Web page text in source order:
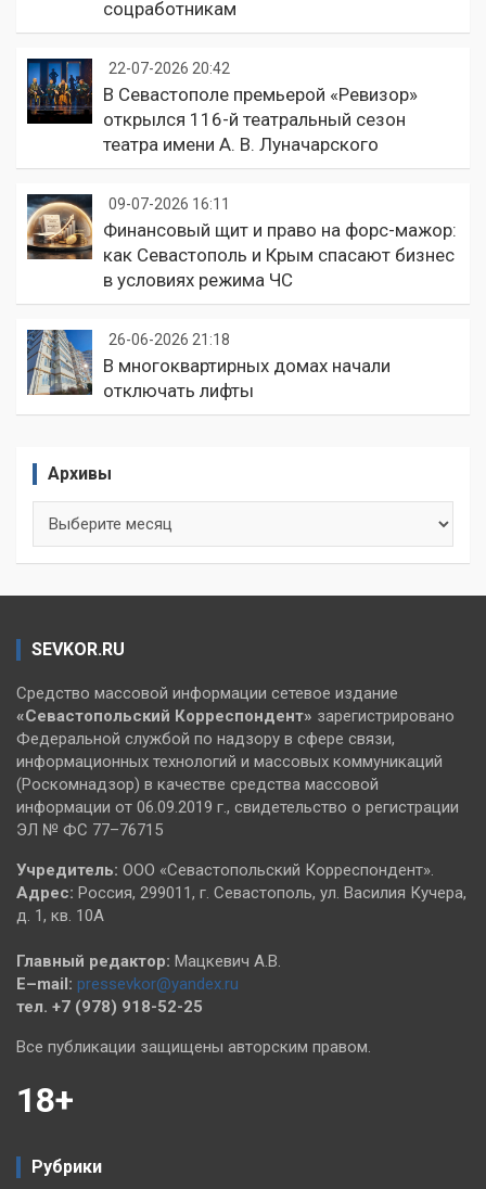
соцработникам
22-07-2026 20:42
В Севастополе премьерой «Ревизор»
открылся 116-й театральный сезон
театра имени А. В. Луначарского
09-07-2026 16:11
Финансовый щит и право на форс-мажор:
как Севастополь и Крым спасают бизнес
в условиях режима ЧС
26-06-2026 21:18
В многоквартирных домах начали
отключать лифты
Архивы
SEVKOR.RU
Средство массовой информации сетевое издание
«Севастопольский Корреспондент» зарегистрировано
Федеральной службой по надзору в сфере связи,
информационных технологий и массовых коммуникаций
(Роскомнадзор) в качестве средства массовой
информации от 06.09.2019 г., свидетельство о регистрации
ЭЛ № ФС 77–76715
Учредитель: ООО «Севастопольский Корреспондент».
Адрес: Россия, 299011, г. Севастополь, ул. Василия Кучера,
д. 1, кв. 10А
Главный редактор: Мацкевич А.В.
E–mail: pressevkor@yandex.ru
тел. +7 (978) 918-52-25
Все публикации защищены авторским правом.
18+
Рубрики